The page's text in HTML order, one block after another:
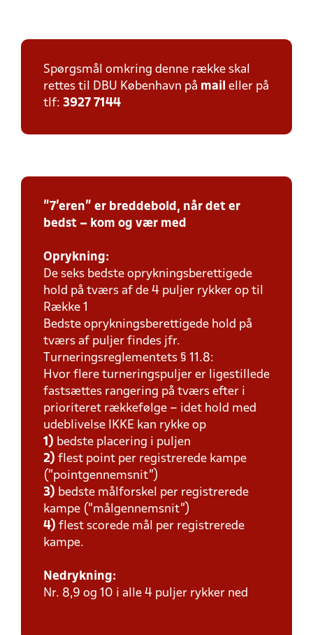
Spørgsmål omkring denne række skal
rettes til DBU København på mail eller på
tlf: 3927 7144
"7'eren" er breddebold, når det er
bedst – kom og vær med
Oprykning:
De seks bedste oprykningsberettigede
hold på tværs af de 4 puljer rykker op til
Række 1
Bedste oprykningsberettigede hold på
tværs af puljer findes jfr.
Turneringsreglementets § 11.8:
Hvor flere turneringspuljer er ligestillede
fastsættes rangering på tværs efter i
prioriteret rækkefølge – idet hold med
udeblivelse IKKE kan rykke op
1) bedste placering i puljen
2) flest point per registrerede kampe
(”pointgennemsnit”)
3) bedste målforskel per registrerede
kampe (”målgennemsnit”)
4) flest scorede mål per registrerede
kampe.
Nedrykning:
Nr. 8,9 og 10 i alle 4 puljer rykker ned